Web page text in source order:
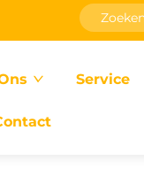
Service